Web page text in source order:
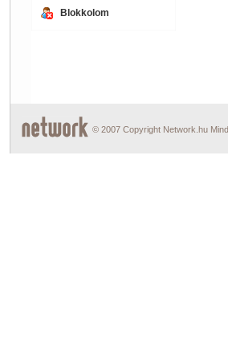
Blokkolom
© 2007 Copyright Network.hu